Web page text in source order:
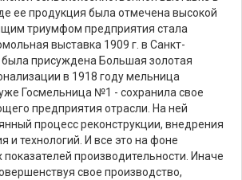
ее продукция была отмечена высокой
триумфом предприятия стала
выставка 1909 г. в Санкт-
была присуждена Большая золотая
в 1918 году мельница
Госмельница №1 - сохранила свое
предприятия отрасли. На ней
процесс реконструкции, внедрения
и технологий. И все это на фоне
производительности. Иначе
свое производство,